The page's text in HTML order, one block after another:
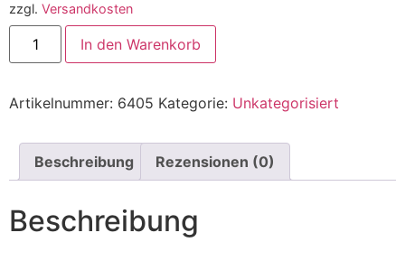
zzgl. Versandkosten
In den Warenkorb
Artikelnummer: 6405 Kategorie: Unkategorisiert
Beschreibung Rezensionen (0)
Beschreibung